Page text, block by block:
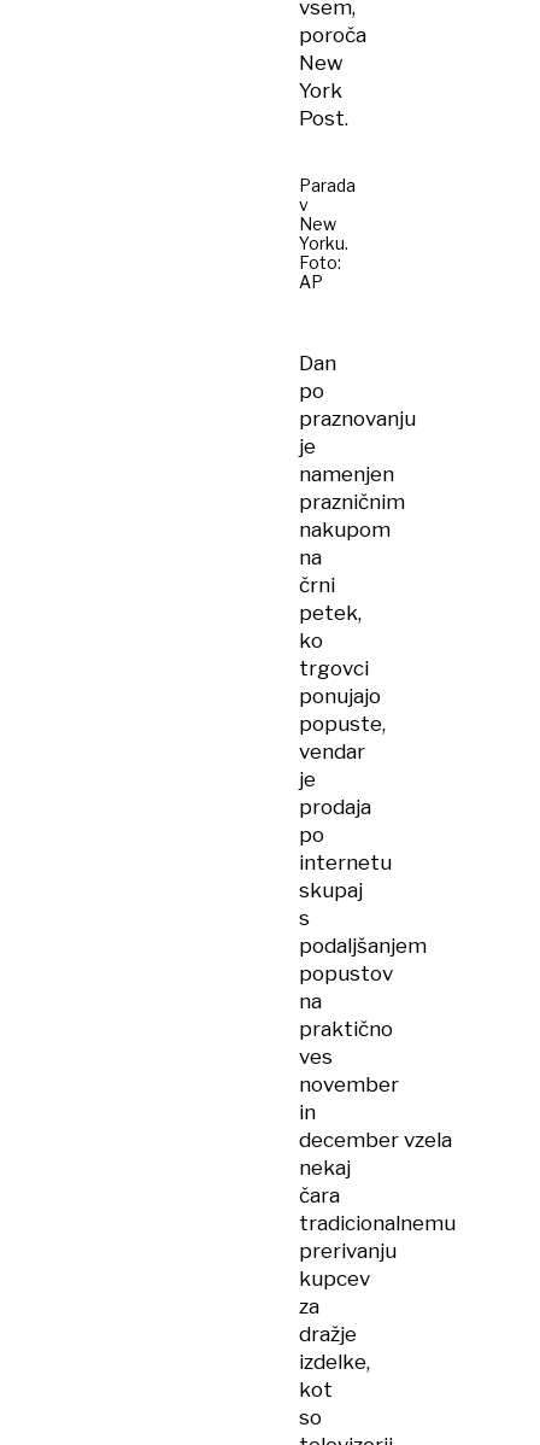
vsem,
poroča
New
York
Post.
Parada
v
New
Yorku.
Foto:
AP
Dan
po
praznovanju
je
namenjen
prazničnim
nakupom
na
črni
petek,
ko
trgovci
ponujajo
popuste,
vendar
je
prodaja
po
internetu
skupaj
s
podaljšanjem
popustov
na
praktično
ves
november
in
december vzela
nekaj
čara
tradicionalnemu
prerivanju
kupcev
za
dražje
izdelke,
kot
so